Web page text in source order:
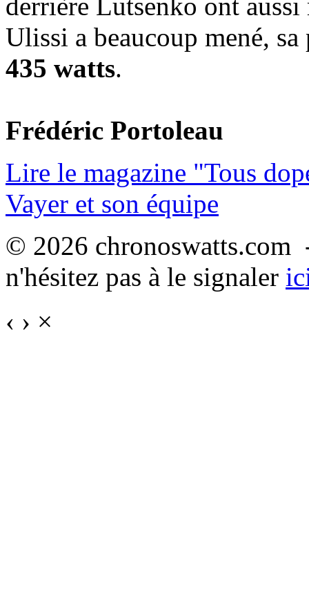
derrière Lutsenko ont aussi
Ulissi a beaucoup mené, sa
435 watts.
Frédéric Portoleau
Lire le magazine "Tous
Vayer et son équipe
© 2026
n'hésitez pas à le signaler
‹ › ×